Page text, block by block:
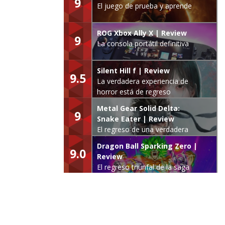
El juego de prueba y aprende
9
ROG Xbox Ally X | Review
La consola portátil definitiva
9.5
Silent Hill f | Review
La verdadera experiencia de
horror está de regreso
9
Metal Gear Solid Delta:
Snake Eater | Review
El regreso de una verdadera
leyenda
9.0
Dragon Ball Sparking Zero |
Review
El regreso triunfal de la saga